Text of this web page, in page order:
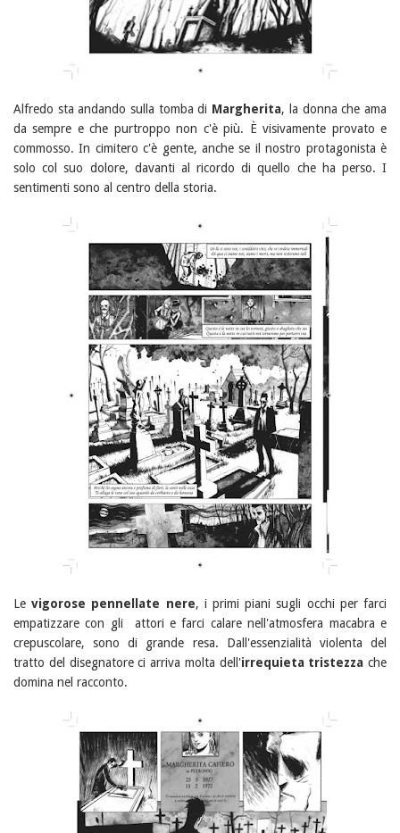
Alfredo sta andando sulla tomba di Margherita, la donna che ama
da sempre e che purtroppo non c'è più. È visivamente provato e
commosso. In cimitero c'è gente, anche se il nostro protagonista è
solo col suo dolore, davanti al ricordo di quello che ha perso. I
sentimenti sono al centro della storia.
Levigorose pennellate nere, i primi piani sugli occhi per farci
empatizzare con gli attori e farci calare nell'atmosfera macabra e
crepuscolare, sono di grande resa. Dall'essenzialità violenta del
tratto del disegnatore ci arriva molta dell'irrequieta tristezza che
domina nel racconto.